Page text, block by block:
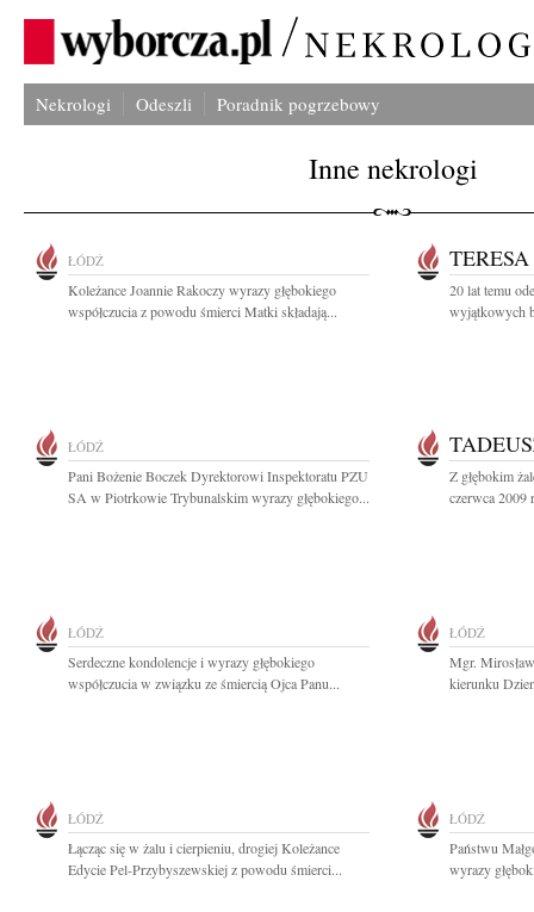
Nekrologi Odeszli Poradnik pogrzebowy
Inne nekrologi
ŁÓDŹ
Koleżance Joannie Rakoczy wyrazy głębokiego
współczucia z powodu śmierci Matki składają...
20 lat temu
wyjątkowych
ŁÓDŹ
Pani Bożenie Boczek Dyrektorowi Inspektoratu PZU
SA w Piotrkowie Trybunalskim wyrazy głębokiego...
Z głębokim
czerwca 2009
ŁÓDŹ
Serdeczne kondolencje i wyrazy głębokiego
współczucia w związku ze śmiercią Ojca Panu...
ŁÓDŹ
Mgr.
kierunku
ŁÓDŹ
Łącząc się w żalu i cierpieniu, drogiej Koleżance
Edycie Pel-Przybyszewskiej z powodu śmierci...
ŁÓDŹ
Państwu
wyrazy